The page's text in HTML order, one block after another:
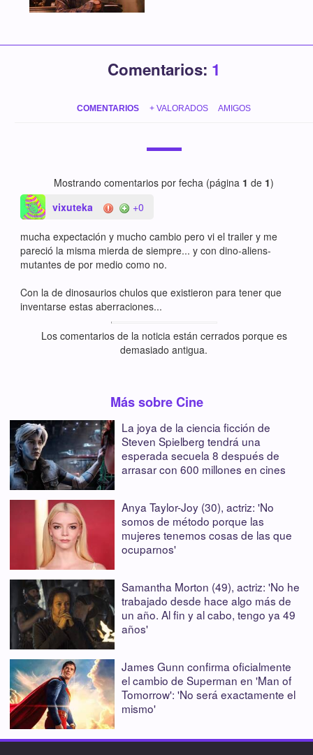
Comentarios: 1
COMENTARIOS + VALORADOS AMIGOS
Mostrando comentarios por fecha (página 1 de 1)
vixuteka
+0
mucha expectación y mucho cambio pero vi el trailer y me
pareció la misma mierda de siempre... y con dino-aliens-
mutantes de por medio como no.
Con la de dinosaurios chulos que existieron para tener que
inventarse estas aberraciones...
Los comentarios de la noticia están cerrados porque es
demasiado antigua.
Más sobre Cine
La joya de la ciencia ficción de
Steven Spielberg tendrá una
esperada secuela 8 después de
arrasar con 600 millones en cines
Anya Taylor-Joy (30), actriz: 'No
somos de método porque las
mujeres tenemos cosas de las que
ocuparnos'
Samantha Morton (49), actriz: 'No he
trabajado desde hace algo más de
un año. Al fin y al cabo, tengo ya 49
años'
James Gunn confirma oficialmente
el cambio de Superman en 'Man of
Tomorrow': 'No será exactamente el
mismo'